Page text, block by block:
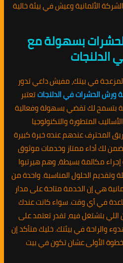
الألمانية وعيش في بيئة خالية
بسهولة مع
الدلنجات
في بيتك، مفيش داعي تدور
ورش الحشرات في الدلنجاتتعتبر
بتسمح لك تقضي بسهولة وفعالية
المتطورة والتكنولوجيا
المحترف عندهم عنده خبرة كبيرة
لك أداء ممتاز وخدمات موثوق
مكالمة بسيطة، وهم هيرتبوا
وتقديم الحلول المناسبة. واحدة من
هي إن الخدمة متاحة على مدار
في أي وقت. سواء كانت عندك
بتشتغل فيه، تقدر تعتمد على
والراحة في بيئتك. خليك متأكد إن
الأولى عشان تكون في بيت